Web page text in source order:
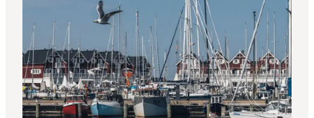
Essen & trinken
Übernachtung